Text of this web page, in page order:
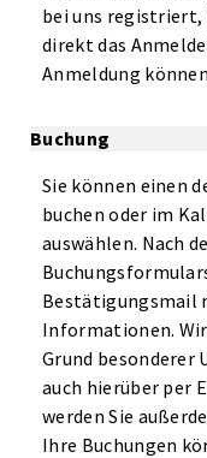
bei uns registriert,
direkt das
Anmeldung
Buchung
Sie können einen
buchen oder im
auswählen. Nach
Bestätigungsmail
Informationen.
Grund besonderer
auch hierüber per
werden Sie
Ihre Buchungen